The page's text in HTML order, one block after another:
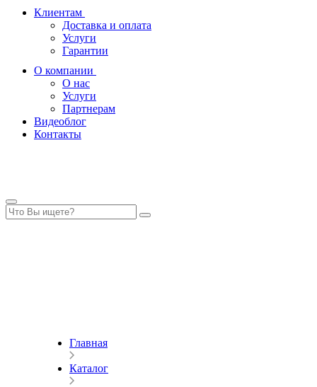
Клиентам
Доставка и оплата
Услуги
Гарантии
О компании
О нас
Услуги
Партнерам
Видеоблог
Контакты
Главная
Каталог